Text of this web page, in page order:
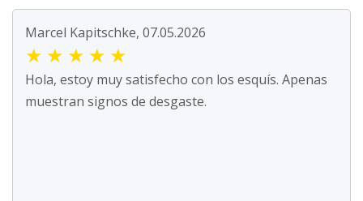
Marcel Kapitschke, 07.05.2026
★ ★ ★ ★ ★
Hola, estoy muy satisfecho con los esquís. Apenas
muestran signos de desgaste.